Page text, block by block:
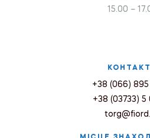
15.00 –
+38 (066) 895
+38 (03733) 5